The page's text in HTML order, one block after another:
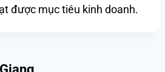
được mục tiêu kinh doanh.